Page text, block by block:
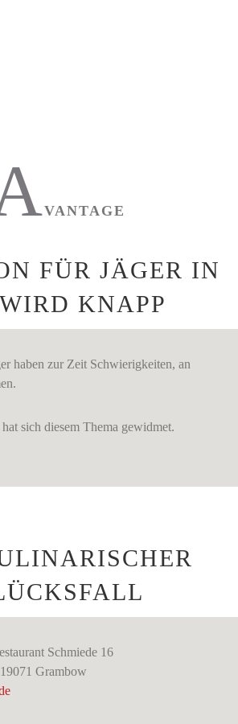
VANTAGE
FÜR JÄGER IN
KNAPP
haben zur Zeit Schwierigkeiten, an
sich diesem Thema gewidmet.
Schmiede 16
Grambow